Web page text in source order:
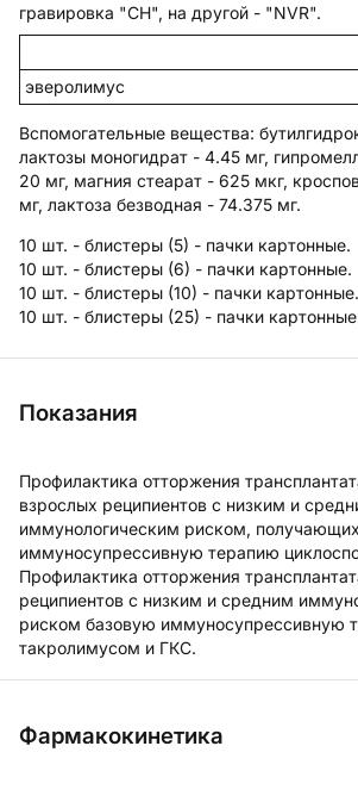
гравировка "CН", на другой - "NVR".
эверолимус
Вспомогательные вещества:
лактозы моногидрат - 4.45 мг,
20 мг, магния стеарат - 625 мкг,
мг, лактоза безводная - 74.375 мг.
10 шт. - блистеры (5) - пачки картонные.
10 шт. - блистеры (6) - пачки картонные.
10 шт. - блистеры (10) - пачки картонные.
10 шт. - блистеры (25) - пачки
Показания
Профилактика отторжения
взрослых реципиентов с низким и
иммунологическим риском,
иммуносупрессивную терапию
Профилактика отторжения
реципиентов с низким и средним
риском базовую иммуносупрессивную
такролимусом и ГКС.
Фармакокинетика